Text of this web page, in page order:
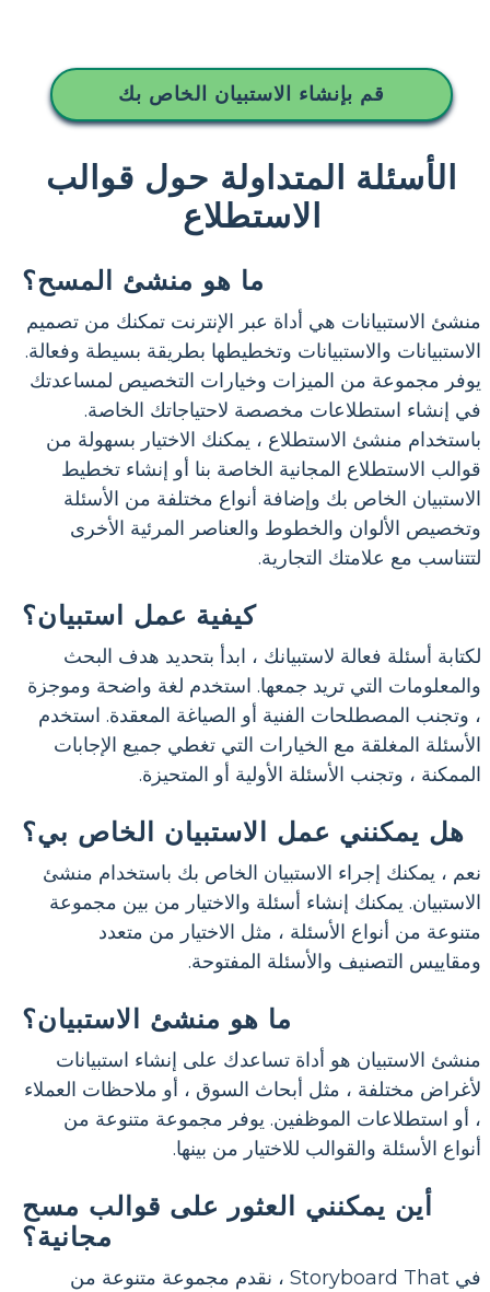
قم بإنشاء الاستبيان الخاص بك
الأسئلة المتداولة حول قوالب
الاستطلاع
ما هو منشئ المسح؟
منشئ الاستبيانات هي أداة عبر الإنترنت تمكنك من تصميم
الاستبيانات والاستبيانات وتخطيطها بطريقة بسيطة وفعالة.
يوفر مجموعة من الميزات وخيارات التخصيص لمساعدتك
في إنشاء استطلاعات مخصصة لاحتياجاتك الخاصة.
باستخدام منشئ الاستطلاع ، يمكنك الاختيار بسهولة من
قوالب الاستطلاع المجانية الخاصة بنا أو إنشاء تخطيط
الاستبيان الخاص بك وإضافة أنواع مختلفة من الأسئلة
وتخصيص الألوان والخطوط والعناصر المرئية الأخرى
لتتناسب مع علامتك التجارية.
كيفية عمل استبيان؟
لكتابة أسئلة فعالة لاستبيانك ، ابدأ بتحديد هدف البحث
والمعلومات التي تريد جمعها. استخدم لغة واضحة وموجزة
، وتجنب المصطلحات الفنية أو الصياغة المعقدة. استخدم
الأسئلة المغلقة مع الخيارات التي تغطي جميع الإجابات
الممكنة ، وتجنب الأسئلة الأولية أو المتحيزة.
هل يمكنني عمل الاستبيان الخاص بي؟
نعم ، يمكنك إجراء الاستبيان الخاص بك باستخدام منشئ
الاستبيان. يمكنك إنشاء أسئلة والاختيار من بين مجموعة
متنوعة من أنواع الأسئلة ، مثل الاختيار من متعدد
ومقاييس التصنيف والأسئلة المفتوحة.
ما هو منشئ الاستبيان؟
منشئ الاستبيان هو أداة تساعدك على إنشاء استبيانات
لأغراض مختلفة ، مثل أبحاث السوق ، أو ملاحظات العملاء
، أو استطلاعات الموظفين. يوفر مجموعة متنوعة من
أنواع الأسئلة والقوالب للاختيار من بينها.
أين يمكنني العثور على قوالب مسح
مجانية؟
في Storyboard That ، نقدم مجموعة متنوعة من